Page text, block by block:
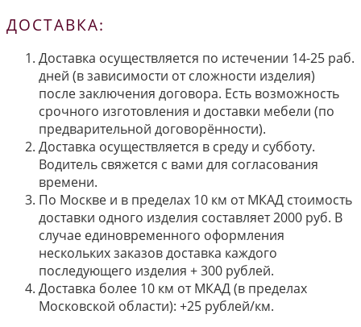
ДОСТАВКА:
Доставка осуществляется по истечении 14-25 раб.
дней (в зависимости от сложности изделия)
после заключения договора. Есть возможность
срочного изготовления и доставки мебели (по
предварительной договорённости).
Доставка осуществляется в среду и субботу.
Водитель свяжется с вами для согласования
времени.
По Москве и в пределах 10 км от МКАД стоимость
доставки одного изделия составляет 2000 руб. В
случае единовременного оформления
нескольких заказов доставка каждого
последующего изделия + 300 рублей.
Доставка более 10 км от МКАД (в пределах
Московской области): +25 рублей/км.